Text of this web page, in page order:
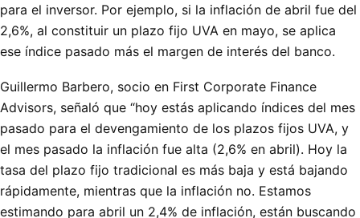
para el inversor. Por ejemplo, si la inflación de abril fue del
2,6%, al constituir un plazo fijo UVA en mayo, se aplica
ese índice pasado más el margen de interés del banco.
Guillermo Barbero, socio en First Corporate Finance
Advisors, señaló que “hoy estás aplicando índices del mes
pasado para el devengamiento de los plazos fijos UVA, y
el mes pasado la inflación fue alta (2,6% en abril). Hoy la
tasa del plazo fijo tradicional es más baja y está bajando
rápidamente, mientras que la inflación no. Estamos
estimando para abril un 2,4% de inflación, están buscando